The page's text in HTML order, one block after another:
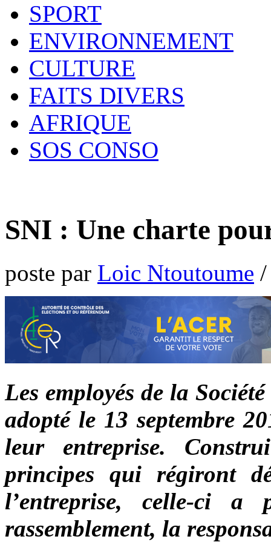
SPORT
ENVIRONNEMENT
CULTURE
FAITS DIVERS
AFRIQUE
SOS CONSO
SNI : Une charte
poste par Loic Ntoutoume
Les employés de la
adopté le 13 septembre
leur entreprise.
principes qui régiront
l’entreprise, celle-ci
rassemblement, la